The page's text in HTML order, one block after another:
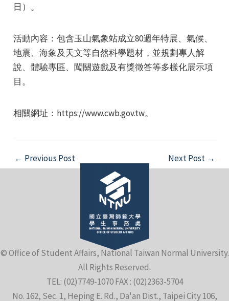
日）。
活動內容：包含玉山氣象站成立80週年特展、氣候、
地震、海象及天文等自然科學題材，並規劃專人解
說、體驗專區、闖關遊戲及有獎徵答等多樣化展示項
目。
相關網址：https://www.cwb.gov.tw。
Post
navigation
← Previous Post Next Post →
© Office of Student Affairs, National Taiwan Normal University.
All Rights Reserved.
TEL: (02)7749-1070 FAX : (02)2363-5704
No. 162, Sec. 1, Heping E. Rd., Da'an Dist., Taipei City 106,